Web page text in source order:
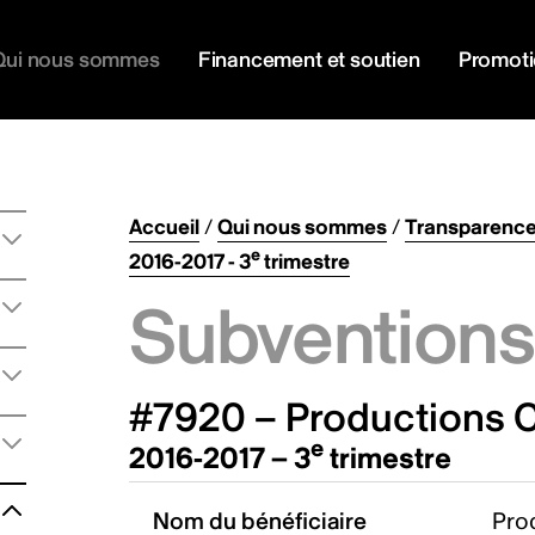
nous sommes Financement et soutien
Accueil/Qui nous sommes/
2016-2017 - 3etrimestre
#7920 – Productions
2016-2017 – 3e trimestre
Nom du bénéficiaire